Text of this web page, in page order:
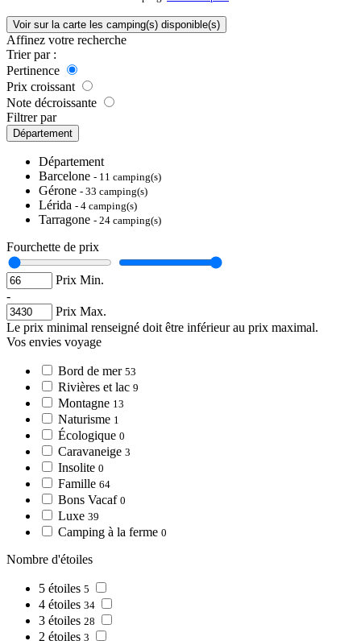
Voir sur la carte les camping(s) disponible(s)
Affinez votre recherche
Trier par :
Pertinence
Prix croissant
Note décroissante
Filtrer par
Département
Département
Barcelone - 11 camping(s)
Gérone - 33 camping(s)
Lérida - 4 camping(s)
Tarragone - 24 camping(s)
Fourchette de prix
Prix Min.
-
Prix Max.
Le prix minimal renseigné doit être inférieur au prix maximal.
Vos envies voyage
Bord de mer 53
Rivières et lac 9
Montagne 13
Naturisme 1
Écologique 0
Caravaneige 3
Insolite 0
Famille 64
Bons Vacaf 0
Luxe 39
Camping à la ferme 0
Nombre d'étoiles
5 étoiles 5
4 étoiles 34
3 étoiles 28
2 étoiles 3